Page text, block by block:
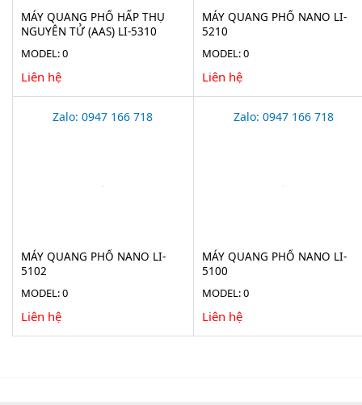
MÁY QUANG PHỔ HẤP THỤ
NGUYÊN TỬ (AAS) LI-5310
MODEL: 0
Liên hệ
MÁY QUANG PHỔ NANO LI-
5210
MODEL: 0
Liên hệ
Zalo: 0947 166 718
MÁY QUANG PHỔ NANO LI-
5102
MODEL: 0
Liên hệ
Zalo: 0947 166 718
MÁY QUANG PHỔ NANO LI-
5100
MODEL: 0
Liên hệ